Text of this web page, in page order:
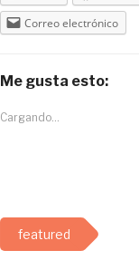
Correo electrónico
Me gusta esto:
Cargando...
featured